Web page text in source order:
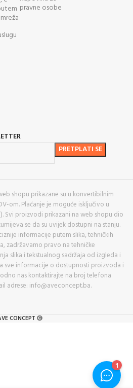
pravne osobe
shopu prikazane su u konvertibilnim
om. Plaćanje je moguće isključivo u
Svi proizvodi prikazani na web shopu dio
se da su uvijek dostupni na stanju.
informacije putem slika, tehničkih
zadržavamo pravo na tehničke
slika i tekstualnog sadržaja od izgleda i
sve informacije o dostupnosti proizvoda i
nas kontaktirajte na broj telefona
adrese: info@aveconcept.ba.
CONCEPT